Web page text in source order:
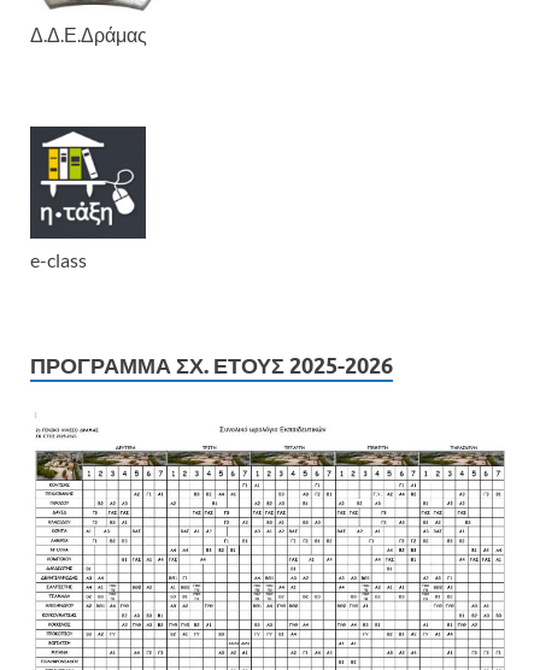
Δ.Δ.Ε.Δράμας
e-class
ΠΡΟΓΡΑΜΜΑ ΣΧ. ΕΤΟΥΣ 2025-2026